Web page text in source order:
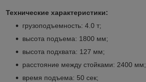
Технические характеристики:
грузоподъемность: 4.0 т;
высота подъема: 1800 мм;
высота подхвата: 127 мм;
расстояние между стойками: 2400 мм;
время подъема: 50 сек;